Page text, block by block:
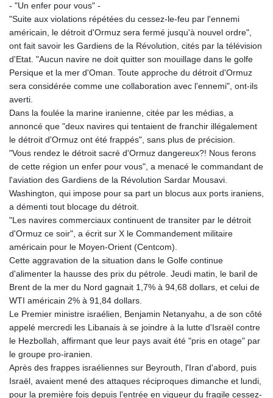
- "Un enfer pour vous" -
"Suite aux violations répétées du cessez-le-feu par l'ennemi
américain, le détroit d'Ormuz sera fermé jusqu'à nouvel ordre",
ont fait savoir les Gardiens de la Révolution, cités par la télévision
d'Etat. "Aucun navire ne doit quitter son mouillage dans le golfe
Persique et la mer d'Oman. Toute approche du détroit d'Ormuz
sera considérée comme une collaboration avec l'ennemi", ont-ils
averti.
Dans la foulée la marine iranienne, citée par les médias, a
annoncé que "deux navires qui tentaient de franchir illégalement
le détroit d'Ormuz ont été frappés", sans plus de précision.
"Vous rendez le détroit sacré d'Ormuz dangereux?! Nous ferons
de cette région un enfer pour vous", a menacé le commandant de
l'aviation des Gardiens de la Révolution Sardar Mousavi.
Washington, qui impose pour sa part un blocus aux ports iraniens,
a démenti tout blocage du détroit.
"Les navires commerciaux continuent de transiter par le détroit
d'Ormuz ce soir", a écrit sur X le Commandement militaire
américain pour le Moyen-Orient (Centcom).
Cette aggravation de la situation dans le Golfe continue
d'alimenter la hausse des prix du pétrole. Jeudi matin, le baril de
Brent de la mer du Nord gagnait 1,7% à 94,68 dollars, et celui de
WTI américain 2% à 91,84 dollars.
Le Premier ministre israélien, Benjamin Netanyahu, a de son côté
appelé mercredi les Libanais à se joindre à la lutte d'Israël contre
le Hezbollah, affirmant que leur pays avait été "pris en otage" par
le groupe pro-iranien.
Après des frappes israéliennes sur Beyrouth, l'Iran d'abord, puis
Israël, avaient mené des attaques réciproques dimanche et lundi,
pour la première fois depuis l'entrée en vigueur du fragile cessez-